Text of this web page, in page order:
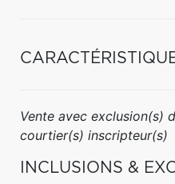
Vente avec exclusion(s)
courtier(s) inscripteur(s)
INCLUSIONS &